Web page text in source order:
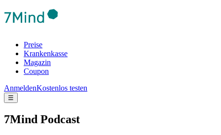
Preise
Krankenkasse
Magazin
Coupon
AnmeldenKostenlos testen
☰
7Mind Podcast